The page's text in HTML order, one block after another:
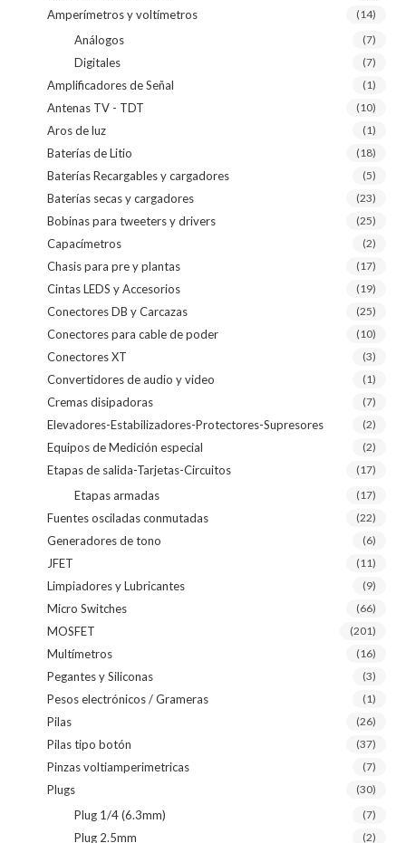
Amperímetros y voltímetros (14)
Análogos (7)
Digitales (7)
Amplificadores de Señal (1)
Antenas TV - TDT (10)
Aros de luz (1)
Baterías de Litio (18)
Baterías Recargables y cargadores (5)
Baterías secas y cargadores (23)
Bobinas para tweeters y drivers (25)
Capacímetros (2)
Chasis para pre y plantas (17)
Cintas LEDS y Accesorios (19)
Conectores DB y Carcazas (25)
Conectores para cable de poder (10)
Conectores XT (3)
Convertidores de audio y video (1)
Cremas disipadoras (7)
Elevadores-Estabilizadores-Protectores-Supresores (2)
Equipos de Medición especial (2)
Etapas de salida-Tarjetas-Circuitos (17)
Etapas armadas (17)
Fuentes osciladas conmutadas (22)
Generadores de tono (6)
JFET (11)
Limpiadores y Lubricantes (9)
Micro Switches (66)
MOSFET (201)
Multímetros (16)
Pegantes y Siliconas (3)
Pesos electrónicos / Grameras (1)
Pilas (26)
Pilas tipo botón (37)
Pinzas voltiamperimetricas (7)
Plugs (30)
Plug 1/4 (6.3mm) (7)
Plug 2.5mm (2)